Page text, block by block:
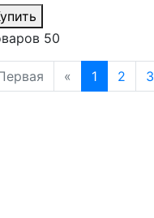
50
« 1 2 3